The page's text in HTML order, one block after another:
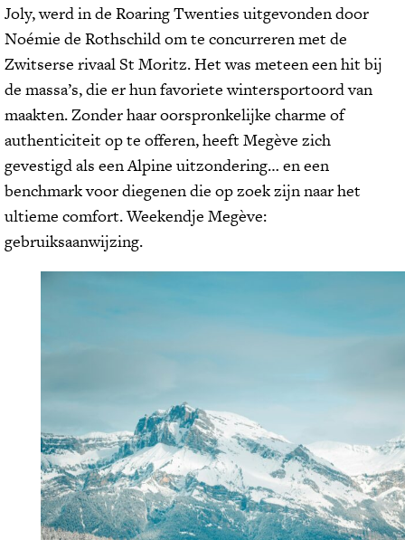
Joly, werd in de Roaring Twenties uitgevonden door
Noémie de Rothschild om te concurreren met de
Zwitserse rivaal St Moritz. Het was meteen een hit bij
de massa’s, die er hun favoriete wintersportoord van
maakten. Zonder haar oorspronkelijke charme of
authenticiteit op te offeren, heeft Megève zich
gevestigd als een Alpine uitzondering… en een
benchmark voor diegenen die op zoek zijn naar het
ultieme comfort. Weekendje Megève:
gebruiksaanwijzing.